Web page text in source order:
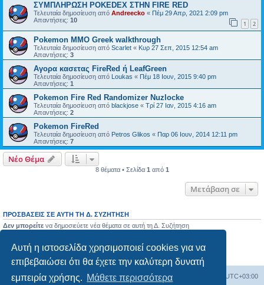
Αυτή η ιστοσελίδα χρησιμοποιεί cookies για να
επιβεβαιώσει ότι θα έχετε την καλύτερη δυνατή
εμπειρία χρήσης. Μάθετε περισσότερα
ΣΥΜΠΛΗΡΩΣΗ POKEDEX ΣΤΗΝ FIRE RED
Τελευταία δημοσίευση από Andreecko « Πέμ 29 Απρ, 2021 2:09 pm
Απαντήσεις: 10 1 2
Pokemon MMO Greek walkthrough
Τελευταία δημοσίευση από Scarlet « Κυρ 27 Σεπ, 2015 12:54 am
Απαντήσεις: 3
Αγορα κασετας FireRed ή LeafGreen
Τελευταία δημοσίευση από Loukas « Πέμ 18 Ιουν, 2015 9:40 pm
Απαντήσεις: 1
Pokemon Fire Red Randomizer Nuzlocke
Τελευταία δημοσίευση από blackjose « Τρί 27 Ιαν, 2015 4:16 am
Απαντήσεις: 2
Pokemon FireRed
Τελευταία δημοσίευση από Petros Glikos « Παρ 06 Ιουν, 2014 12:11 pm
Απαντήσεις: 7
Νέο Θέμα
8 θέματα • Σελίδα 1 από 1
Μετάβαση σε
ΠΡΟΣΒΆΣΕΙΣ ΣΕ ΑΥΤΉ ΤΗ Δ. ΣΥΖΉΤΗΣΗ
Δεν μπορείτε να δημοσιεύετε νέα θέματα σε αυτή τη Δ. Συζήτηση
Δεν μπορείτε
να επεξεργάζεστε τις δημοσιεύσεις σας σε αυτή τη Δ. Συζήτηση
Δεν μπορείτενα διαγράφετε τις δημοσιεύσεις σας σε αυτή τη Δ. Συζήτηση
Δεν μπορείτενα επισυνάπτετε αρχεία σε αυτή τη Δ. Συζήτηση
Ευρετήριο Δ. Συζήτησης Όλοι οι χρόνοι είναι UTC+03:00